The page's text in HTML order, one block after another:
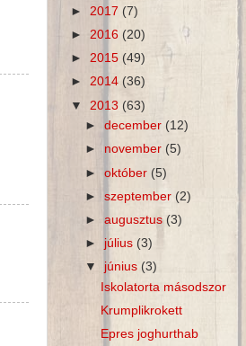
► 2017 (7)
► 2016 (20)
► 2015 (49)
► 2014 (36)
▼ 2013 (63)
►december (12)
► november (5)
►október (5)
►szeptember(2)
►augusztus(3)
► július (3)
▼ június (3)
Iskolatorta másodszor
Krumplikrokett
Epres joghurthab